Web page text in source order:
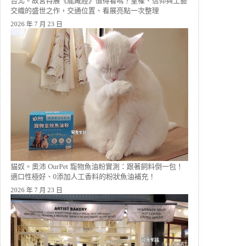
交織的盛世之作，交通位置、看展亮點一次整理
2026 年 7 月 23 日
貓奴。奧沛 OurPet 寵物魚油粉實測：跟著飼料倒一包！
適口性極好、0添加人工香料的粉狀魚油補充！
2026 年 7 月 23 日